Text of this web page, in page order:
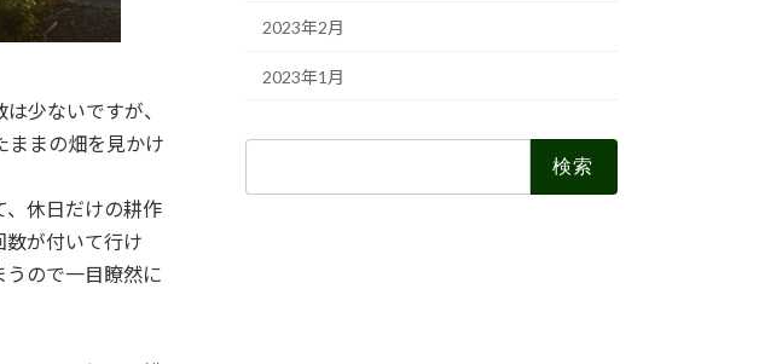
少ないですが、
ままの畑を見かけ
、休日だけの耕作
数が付いて行け
ので一目瞭然に
2023年2月
2023年1月